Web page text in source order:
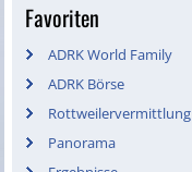
Favoriten
ADRK World Family
ADRK Börse
Rottweilervermittlung
Panorama